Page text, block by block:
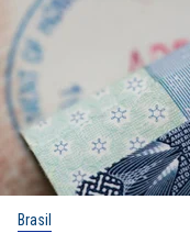
Brasil